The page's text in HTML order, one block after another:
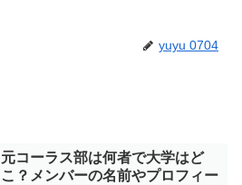
yuyu 0704
元コーラス部は何者で大学はど
こ？メンバーの名前やプロフィー